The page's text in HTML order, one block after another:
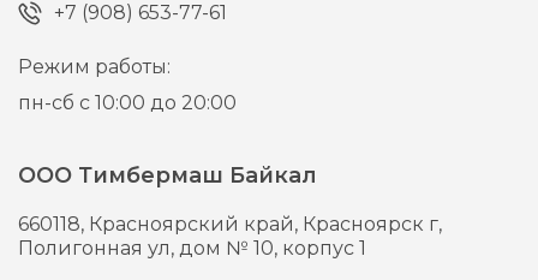
+7 (908) 653-77-61
Режим работы:
пн-сб с 10:00 до 20:00
ООО Тимбермаш Байкал
660118, Красноярский край, Красноярск г,
Полигонная ул, дом № 10, корпус 1